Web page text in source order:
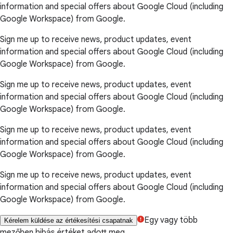
information and special offers about Google Cloud (including
Google Workspace) from Google.
Sign me up to receive news, product updates, event
information and special offers about Google Cloud (including
Google Workspace) from Google.
Sign me up to receive news, product updates, event
information and special offers about Google Cloud (including
Google Workspace) from Google.
Sign me up to receive news, product updates, event
information and special offers about Google Cloud (including
Google Workspace) from Google.
Sign me up to receive news, product updates, event
information and special offers about Google Cloud (including
Google Workspace) from Google.
Kérelem küldése az értékesítési csapatnak
Egy vagy több